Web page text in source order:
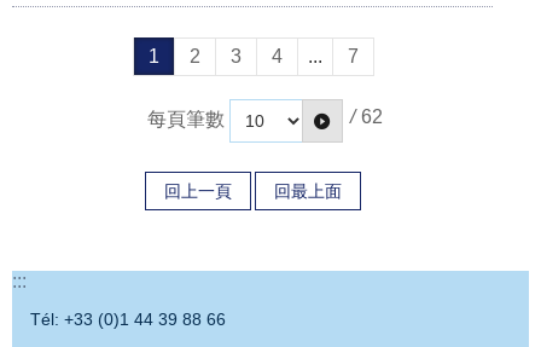
1 2 3 4 ... 7
每頁筆數 / 62
回上一頁 回最上面
:::
Tél: +33 (0)1 44 39 88 66